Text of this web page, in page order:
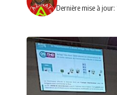
Dernière mise à